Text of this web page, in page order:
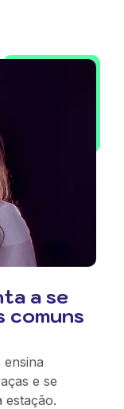
a se
comuns
ensina
e se
estação.